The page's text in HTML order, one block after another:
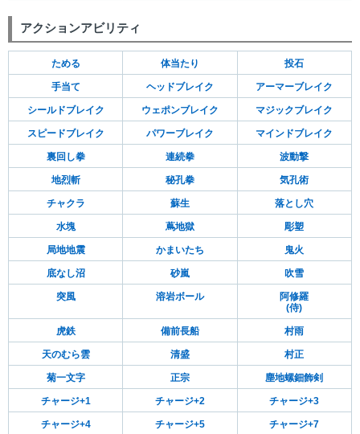
アクションアビリティ
ためる 体当たり 投石
手当て ヘッドブレイク アーマーブレイク
シールドブレイク ウェポンブレイク マジックブレイク
スピードブレイク パワーブレイク マインドブレイク
裏回し拳 連続拳 波動撃
地烈斬 秘孔拳 気孔術
チャクラ 蘇生 落とし穴
水塊 蔦地獄 彫塑
局地地震 かまいたち 鬼火
底なし沼 砂嵐 吹雪
突風 溶岩ボール
阿修羅
(侍)
虎鉄 備前長船 村雨
天のむら雲 清盛 村正
菊一文字 正宗 塵地螺鈿飾剣
チャージ+1 チャージ+2 チャージ+3
チャージ+4 チャージ+5 チャージ+7